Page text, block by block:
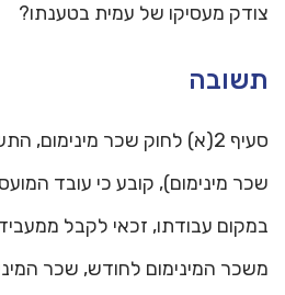
צודק מעסיקו של עמית בטענתו?
תשובה
שכר מינימום), קובע כי עובד
במקום עבודתו, זכאי לקבל
משכר המינימום לחודש, שכר